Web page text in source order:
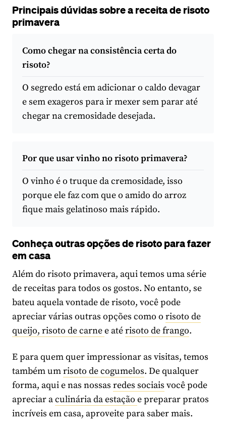
Principais dúvidas sobre a receita de risoto
primavera
Como chegar na consistência certa do
risoto?
O segredo está em adicionar o caldo devagar
e sem exageros para ir mexer sem parar até
chegar na cremosidade desejada.
Por que usar vinho no risoto primavera?
O vinho é o truque da cremosidade, isso
porque ele faz com que o amido do arroz
fique mais gelatinoso mais rápido.
Conheça outras opções de risoto para fazer
em casa
Além do risoto primavera, aqui temos uma série
de receitas para todos os gostos. No entanto, se
bateu aquela vontade de risoto, você pode
apreciar várias outras opções como o risoto de
queijo, risoto de carnee atérisoto de frango.
E para quem quer impressionar as visitas, temos
também umrisoto de cogumelos. De qualquer
forma, aqui e nas nossas redes sociais você pode
apreciar aculinária da estação e preparar pratos
incríveis em casa, aproveite para saber mais.